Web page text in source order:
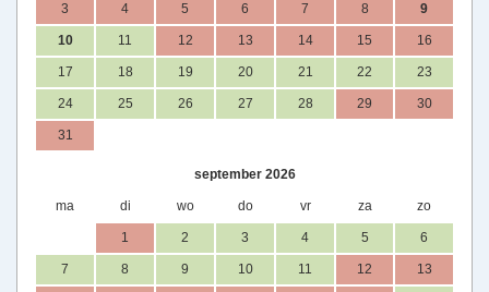
3 4 5 6 7 8 9
10 11 12 13 14 15 16
17 18 19 20 21 22 23
24 25 26 27 28 29 30
31
september 2026
ma di wo do vr za zo
1 2 3 4 5 6
7 8 9 10 11 12 13